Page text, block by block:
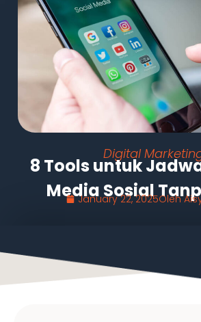
Digital
8 Tools untuk
Media Sosial
January 22, 2025Oleh